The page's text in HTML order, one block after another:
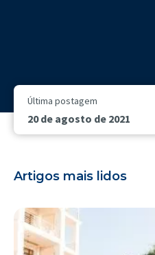
Última postagem
20 de agosto de 2021
Artigos mais lidos